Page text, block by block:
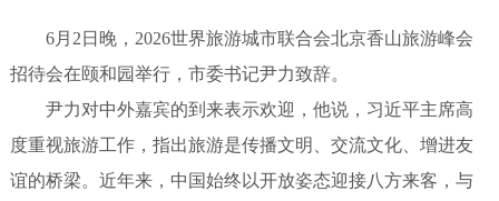
6月2日晚，2026世界旅游城市联合会北京香山旅游峰会
招待会在颐和园举行，市委书记尹力致辞。
尹力对中外嘉宾的到来表示欢迎，他说，习近平主席高
度重视旅游工作，指出旅游是传播文明、交流文化、增进友
谊的桥梁。近年来，中国始终以开放姿态迎接八方来客，与